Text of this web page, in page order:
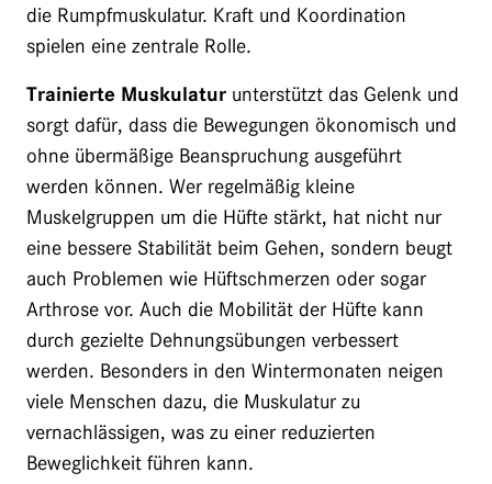
die Rumpfmuskulatur. Kraft und Koordination
spielen eine zentrale Rolle.
Trainierte Muskulatur unterstützt das Gelenk und
sorgt dafür, dass die Bewegungen ökonomisch und
ohne übermäßige Beanspruchung ausgeführt
werden können. Wer regelmäßig kleine
Muskelgruppen um die Hüfte stärkt, hat nicht nur
eine bessere Stabilität beim Gehen, sondern beugt
auch Problemen wie Hüftschmerzen oder sogar
Arthrose vor. Auch die Mobilität der Hüfte kann
durch gezielte Dehnungsübungen verbessert
werden. Besonders in den Wintermonaten neigen
viele Menschen dazu, die Muskulatur zu
vernachlässigen, was zu einer reduzierten
Beweglichkeit führen kann.